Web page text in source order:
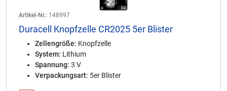
Artikel-Nr.: 148997
Duracell Knopfzelle CR2025 5er Blister
Zellengröße: Knopfzelle
System: Lithium
Spannung: 3 V
Verpackungsart: 5er Blister